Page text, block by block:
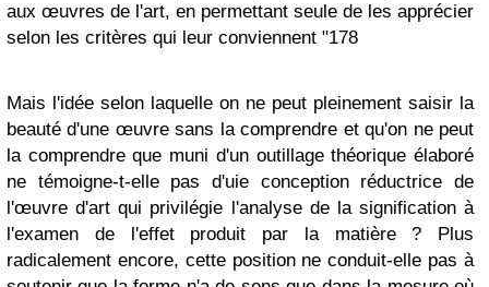
aux œuvres de l'art, en permettant seule de les apprécier
selon les critères qui leur conviennent "178
Mais l'idée selon laquelle on ne peut pleinement saisir la
beauté d'une œuvre sans la comprendre et qu'on ne peut
la comprendre que muni d'un outillage théorique élaboré
ne témoigne-t-elle pas d'uie conception réductrice de
l'œuvre d'art qui privilégie l'analyse de la signification à
l'examen de l'effet produit par la matière ? Plus
radicalement encore, cette position ne conduit-elle pas à